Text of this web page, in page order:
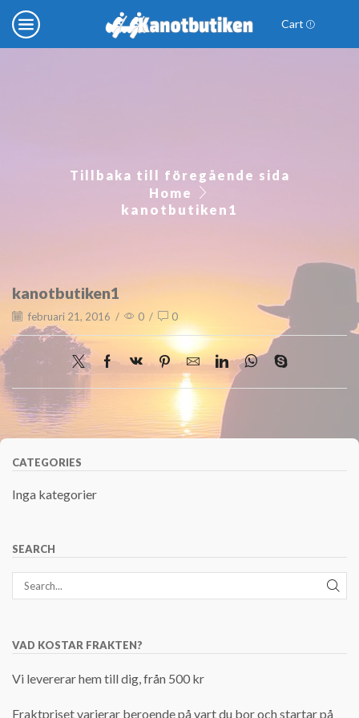
Cart
Tillbaka till föregående sida
Home
kanotbutiken1
kanotbutiken1
februari 21, 2016 / 0 / 0
CATEGORIES
Inga kategorier
SEARCH
VAD KOSTAR FRAKTEN?
Vi levererar hem till dig, från 500 kr
Fraktpriset varierar beroende på vart du bor och startar på